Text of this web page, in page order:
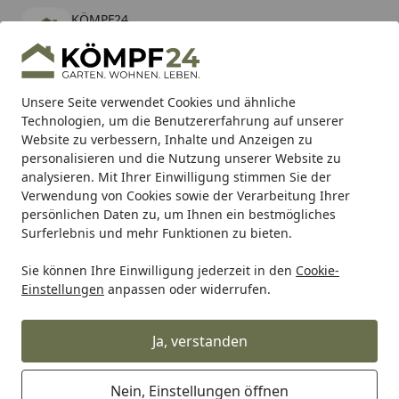
Unsere Seite verwendet Cookies und ähnliche
Technologien, um die Benutzererfahrung auf unserer
Website zu verbessern, Inhalte und Anzeigen zu
personalisieren und die Nutzung unserer Website zu
analysieren. Mit Ihrer Einwilligung stimmen Sie der
Verwendung von Cookies sowie der Verarbeitung Ihrer
persönlichen Daten zu, um Ihnen ein bestmögliches
Surferlebnis und mehr Funktionen zu bieten.
Sie können Ihre Einwilligung jederzeit in den Cookie-
Einstellungen anpassen oder widerrufen.
Ja, verstanden
Nein, Einstellungen öffnen
KÖMPF24
kostenlos - Im App Store
Hotline
Alle Produkte
Mein Konto
Suchen
Karibu Pools inkl. gratis Sandfilteranlage & Pool-
Starterset (Gesamtwert bis 468,99€)
Startseite
TRW Trw Bremsbeläge TRW Bremsbelag MCB 710 mit
TRW Bremsbelag MCB 710 mit